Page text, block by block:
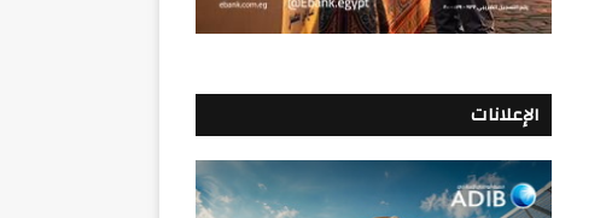
الإعلانات